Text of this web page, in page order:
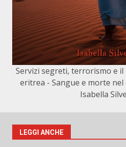
Servizi segreti, terrorismo e
eritrea - Sangue e morte nel
Isabella
LEGGI ANCHE